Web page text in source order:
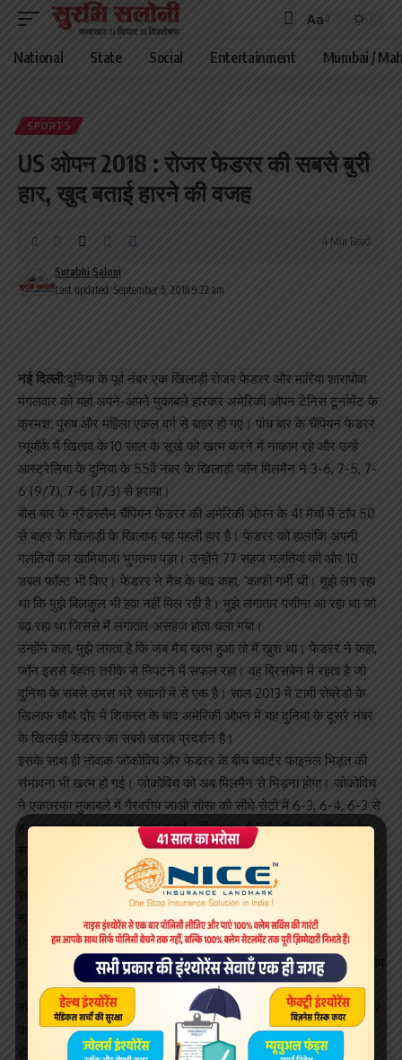
Font
Resizer
Aa
National State Social Entertainment Mumbai /
SPORTS
US ओपन 2018 : रोजर फेडरर की सबसे बुरी
हार, खुद बताई हारने की वजह
Last updated: September 5, 2018 9:22 am
Surabhi Saloni
4 Min Read
नई दिल्ली:दुनिया के पूर्व नंबर एक खिलाड़ी रोजर फेडरर और मारिया शारापोवा
मंगलवार को यहां अपने-अपने मुकाबले हारकर अमेरिकी ओपन टेनिस टूर्नामेंट के
क्रमश: पुरुष और महिला एकल वर्ग से बाहर हो गए। पांच बार के चैंपियन फेडरर
न्यूयॉर्क में खिताब के 10 साल के सूखे को खत्म करने में नाकाम रहे और उन्हें
आस्ट्रेलिया के दुनिया के 55वें नंबर के खिलाड़ी जॉन मिलमैन ने 3-6, 7-5, 7-
6 (9/7), 7-6 (7/3) से हराया।
बीस बार के ग्रैंडस्लैम चैंपियन फेडरर की अमेरिकी ओपन के 41 मैचों में टॉप 50
से बाहर के खिलाड़ी के खिलाफ यह पहली हार है। फेडरर को हालांकि अपनी
गलतियों का खामियाजा भुगतना पड़ा। उन्होंने 77 सहज गलतियां की और 10
डबल फॉल्ट भी किए। फेडरर ने मैच के बाद कहा, ‘काफी गर्मी थी। मुझे लग रहा
था कि मुझे बिलकुल भी हवा नहीं मिल रही है। मुझे लगातार पसीना आ रहा था जो
बढ़ रहा था जिससे मैं लगातार असहज होता चला गया।
उन्होंने कहा, मुझे लगता है कि जब मैच खत्म हुआ तो मैं खुश था। फेडरर ने कहा,
जॉन इससे बेहतर तरीके से निपटने में सफल रहा। वह ब्रिसबेन में रहता है जो
दुनिया के सबसे उमस भरे स्थानों में से एक है। साल 2013 में टामी रोब्रेडो के
खिलाफ चौथे दौर में शिकस्त के बाद अमेरिकी ओपन में यह दुनिया के दूसरे नंबर
के खिलाड़ी फेडरर का सबसे खराब प्रदर्शन है।
इसके साथ ही नोवाक जोकोविच और फेडरर के बीच क्वार्टर फाइनल भिड़ंत की
संभावना भी खत्म हो गई। जोकोविच को अब मिलमैन से भिड़ना होगा। जोकोविच
ने एकतरफा मुकाबले में गैरवरीय जाओ सोसा को सीधे सेटों में 6-3, 6-4, 6-3 से
हराकर क्वार्टर फाइनल में जगह बनाई। विंडलडन में 13वें ग्रैंडस्लैम खिताब के
साथ खिताब के 54 हफ्ते के सूखे को समाप्त करने वाले जोकोविच ने कहा कि वह
दुनिया के 68वें नंबर के खिलाड़ी सोसा को सीधे सेटों में हराकर राहत महसूस कर
रहे हैं क्योंकि तापमान एक बार फिर काफी अधिक हो गया था।
सातवें वरीय मारिन सिलिच भी बेल्जियम के डेविड गोफिन को सीधे सेटों में 7-6
(8/6), 6-2, 6-4 से हराकर क्वार्टर फाइनल में प्रवेश करने में सफल रहे जहां
उनका सामना जापान के केई निशिकोरी से होगा जिन्होंने जर्मनी के अनुभवी फिलिप
कोलश्रेबर को 6-3, 6-2, 7-5 से हराया। दूसरी तरफ महिला एकल में 2006
की चैंपियन शारापोवा को लगातार दूसरे साल न्यूयॉर्क में प्री क्वार्टर फाइनल में हार
का सामना करना पड़ा। उन्हें स्पेन की कार्ला सुआरेज नवारो के खिलाफ हार